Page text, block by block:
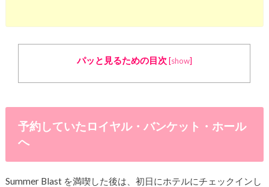
パッと見るための目次 [show]
予約していたロイヤル・バンケット・ホール
へ
Summer Blast を満喫した後は、初日にホテルにチェックインし